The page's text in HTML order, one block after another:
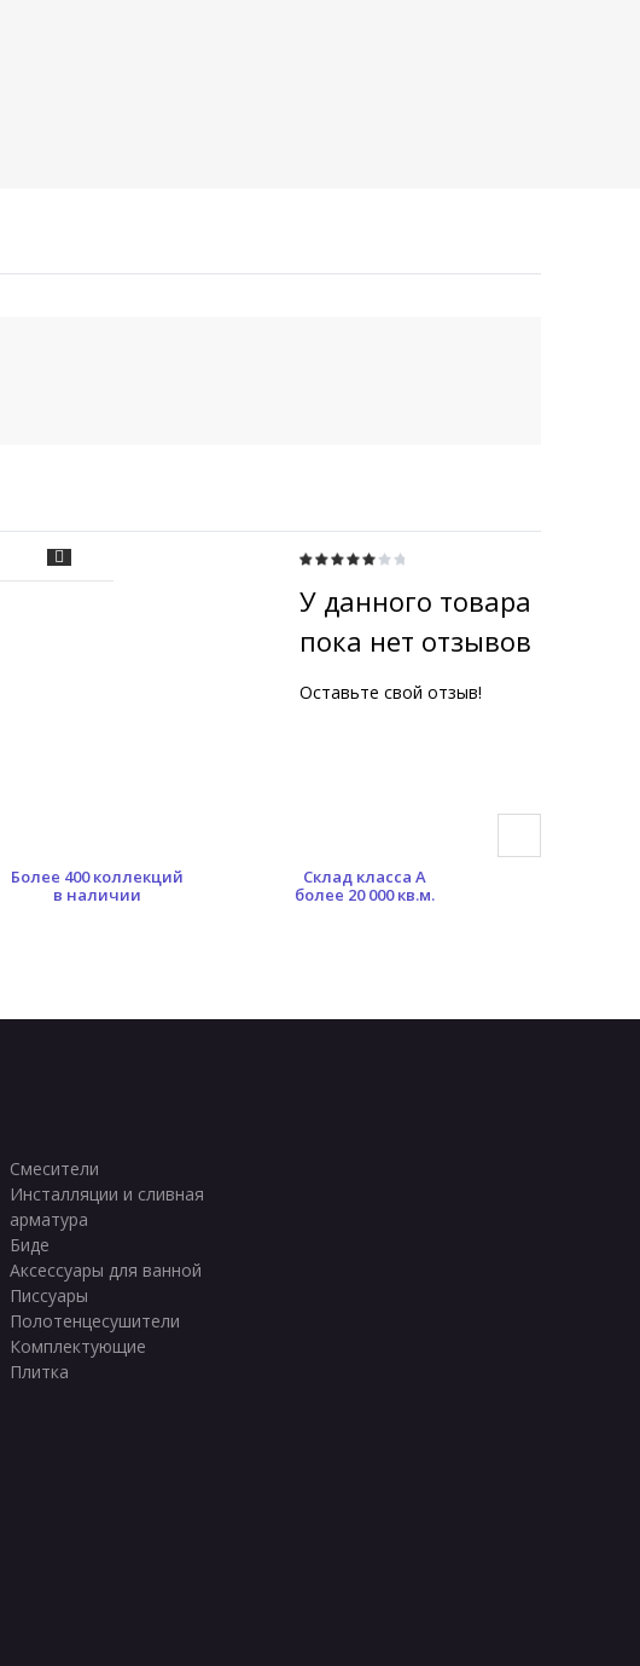
У данного товара
пока нет отзывов
Оставьте свой отзыв!
Более 400 коллекций
в наличии
Склад класса А
более 20 000 кв.м.
Смесители
Инсталляции и сливная
арматура
Биде
Аксессуары для ванной
Писсуары
Полотенцесушители
Комплектующие
Плитка